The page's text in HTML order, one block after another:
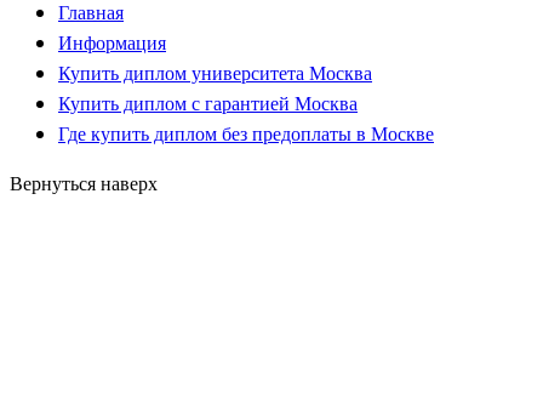
Главная
Информация
Купить диплом университета Москва
Купить диплом с гарантией Москва
Где купить диплом без предоплаты в Москве
Вернуться наверх